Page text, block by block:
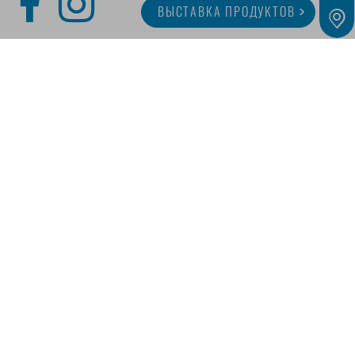
ВЫСТАВКА ПРОДУКТОВ